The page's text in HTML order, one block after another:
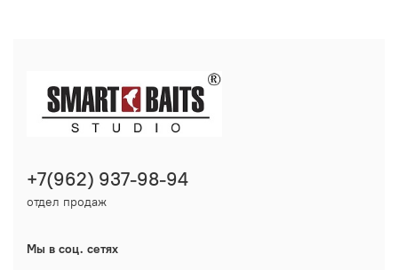
+7(962) 937-98-94
отдел продаж
Мы в соц. сетях